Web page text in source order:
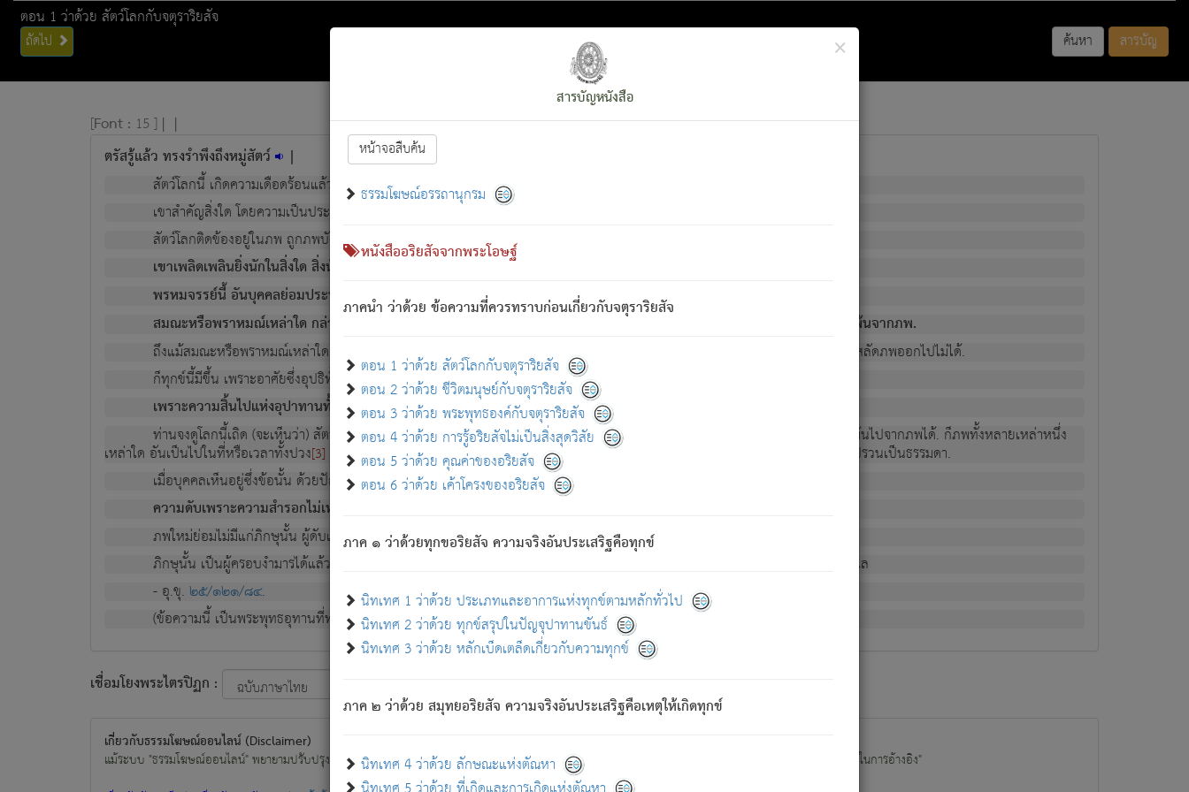
ตอน 1 ว่าด้วย สัตว์โลกกับจตุราริยสัจ
ถัดไป ค้นหา สารบัญ
×
สารบัญหนังสือ
หน้าจอสืบค้น
ธรรมโฆษณ์อรรถานุกรม
หนังสืออริยสัจจากพระโอษฐ์
ภาคนำ ว่าด้วย ข้อความที่ควรทราบก่อนเกี่ยวกับจตุราริยสัจ
ตอน 1 ว่าด้วย สัตว์โลกกับจตุราริยสัจ
ตอน 2 ว่าด้วย ชีวิตมนุษย์กับจตุราริยสัจ
ตอน 3 ว่าด้วย พระพุทธองค์กับจตุราริยสัจ
ตอน 4 ว่าด้วย การรู้อริยสัจไม่เป็นสิ่งสุดวิสัย
ตอน 5 ว่าด้วย คุณค่าของอริยสัจ
ตอน 6 ว่าด้วย เค้าโครงของอริยสัจ
ภาค ๑ ว่าด้วยทุกขอริยสัจ ความจริงอันประเสริฐคือทุกข์
นิทเทศ 1 ว่าด้วย ประเภทและอาการแห่งทุกข์ตามหลักทั่วไป
นิทเทศ 2 ว่าด้วย ทุกข์สรุปในปัญจุปาทานขันธ์
นิทเทศ 3 ว่าด้วย หลักเบ็ดเตล็ดเกี่ยวกับความทุกข์
ภาค ๒ ว่าด้วย สมุทยอริยสัจ ความจริงอันประเสริฐคือเหตุให้เกิดทุกข์
นิทเทศ 4 ว่าด้วย ลักษณะแห่งตัณหา
[Font : 15 ] | |
ตรัสรู้แล้ว ทรงรำพึงถึงหมู่สัตว์ |
สัตว์โลกนี้ เกิดความเดือดร้อนแล้ว มีผัสสะบังหน้า[1]ย่อมกล่าวซึ่งโรค (ความเสียดแทง) นั้นโดยความเป็นตัวเป็นตน
เขาสำคัญสิ่งใด โดยความเป็นประการใด แต่สิ่งนั้นย่อมเป็น (ตามที่เป็นจริง) โดยประการอื่นจากที่เขาสำคัญนั้น
สัตว์โลกติดข้องอยู่ในภพ ถูกภพบังหน้าแล้ว มีภพโดยความเป็นอย่างอื่น (จากที่มันเป็นอยู่จริง) จึงได้เพลิดเพลินยิ่งนักในภพนั้น
เขาเพลิดเพลินยิ่งนักในสิ่งใด สิ่งนั้นเป็นภัย (ที่เขาไม่รู้จัก) : เขากลัวต่อสิ่งใดสิ่งนั้นเป็นทุกข์
พรหมจรรย์นี้ อันบุคคลย่อมประพฤติ ก็เพื่อการละขาดซึ่งภพ.
สมณะหรือพราหมณ์เหล่าใด กล่าวความหลุดพ้นจากภพว่ามีได้เพราะภพ เรากล่าวว่า สมณะหรือพราหมณ์ทั้งปวงนั้น มิใช่ผู้หลดพ้นจากภพ.
ถึงแม้สมณะหรือพราหมณ์เหล่าใด กล่าวความออกไปได้จากภพ ว่ามีได้เพราะวิภพ[2]
: เรากล่าวว่า สมณะหรือพราหมณ์ทั้งปวงนั้น ก็ยังสลัดภพออกไปไม่ได้.
ก็ทุกข์นี้มีขึ้น เพราะอาศัยซึ่งอุปธิทั้งปวง.
เพราะความสิ้นไปแห่งอุปาทานทั้งปวง ความเกิดขึ้นแห่งทุกข์จึงไม่มี.
ท่านจงดูโลกนี้เถิด (จะเห็นว่า) สัตว์ทั้งหลายอันอวิชาหนาแน่นบังหนาแล้ว; และว่า สัตว์ผู้ยินดีในภพอันเป็นแล้วนั้น ย่อมไม่เป็นผู้หลุดพ้นไปจากภพได้. ก็ภพทั้งหลายเหล่าหนึ่ง
เหล่าใด อันเป็นไปในที่หรือเวลาทั้งปวง[3] เพื่อความมีแห่งประโยชน์โดยประการทั้งปวง; ภพทั้งหลายทั้งหมดนั้น ไม่เที่ยง เป็นทุกข์ มีความแปรปรวนเป็นธรรมดา.
เมื่อบุคคลเห็นอยู่ซึ่งข้อนั้น ด้วยปัญญาอันชอบตามที่เป็นจริงอย่างนี้อยู่; เขาย่อมละภวตัณหาได้ และไม่เพลิดเพลินวิภวตัณหาด้วย.
ความดับเพราะความสำรอกไม่เหลือ (แห่งภพทั้งหลาย) เพราะความสิ้นไปแห่งตัณหาโดยประการทั้งปวง นั้นคือนิพพาน.
ภพใหม่ย่อมไม่มีแก่ภิกษุนั้น ผู้ดับเย็นสนิทแล้ว เพราะไม่มีความยึดมั่น
ภิกษุนั้น เป็นผู้ครอบงำมารได้แล้ว ชนะสงครามแล้ว ก้าวล่วงภพทั้งหลายทั้งปวงได้แล้ว เป็นผู้คงที่ (คือไม่เปลี่ยนแปลงอีกต่อไป). ดังนี้แล
- อุ.ขุ.๒๕/๑๒๑/๘๔.
(ข้อความนี้ เป็นพระพุทธอุทานที่ทรงเปล่งออก ที่โคนต้นโพธิ์เป็นที่ตรัสรู้ เมื่อตรัสรู้แล้วได้ 7 วัน)
เชื่อมโยงพระไตรปิฏก :
เกี่ยวกับธรรมโฆษณ์ออนไลน์ (Disclaimer)
แม้ระบบ "ธรรมโฆษณ์ออนไลน์" พยายามปรับปรุงข้อมูลให้ถูกต้องมากที่สุด ผู้ศึกษาก็พึงตรวจสอบกับตัวเล่มหนังสือต้นฉบับ ที่มีการพิมพ์ครั้งล่าสุด ก่อนนำข้อมูลไปใช้ในการอ้างอิง"